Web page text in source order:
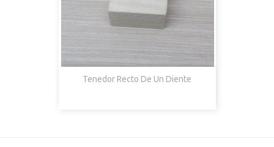
Tenedor Recto De Un Diente